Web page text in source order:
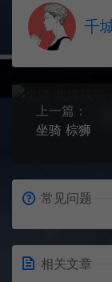
千
上一篇：
坐骑 棕狮
常见问题
相关文章